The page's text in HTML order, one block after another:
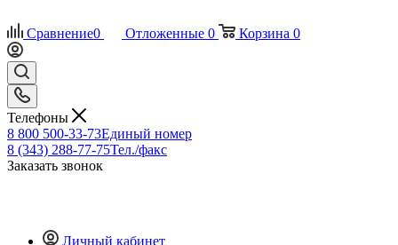
Сравнение0 Отложенные 0 Корзина 0
Телефоны
8 800 500-33-73Единый номер
8 (343) 288-77-75Тел./факс
Заказать звонок
Личный кабинет